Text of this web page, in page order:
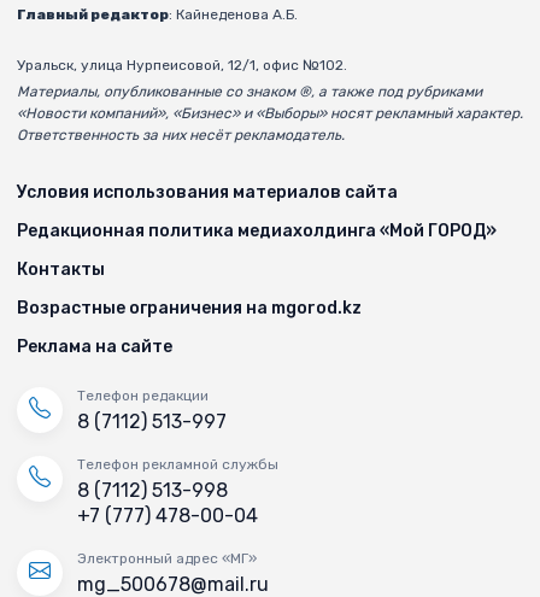
Главный редактор: Кайнеденова А.Б.
Уральск, улица Нурпеисовой, 12/1, офис №102.
Материалы, опубликованные со знаком ®, а также под рубриками
«Новости компаний», «Бизнес» и «Выборы» носят рекламный характер.
Ответственность за них несёт рекламодатель.
Условия использования материалов сайта
Редакционная политика медиахолдинга «Мой ГОРОД»
Контакты
Возрастные ограничения на mgorod.kz
Реклама на сайте
Телефон редакции
8 (7112) 513-997
Телефон рекламной службы
8 (7112) 513-998
+7 (777) 478-00-04
Электронный адрес «МГ»
mg_500678@mail.ru